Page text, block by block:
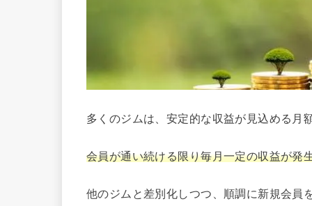
多くのジムは、安定的な収益が見込める月
会員が通い続ける限り毎月一定の収益が発
他のジムと差別化しつつ、順調に新規会員